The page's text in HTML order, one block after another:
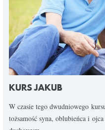
KURS JAKUB
W czasie tego dwudniowego
tożsamość syna, oblubieńca i